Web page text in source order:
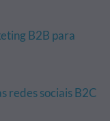
B2B para
redes sociais B2C